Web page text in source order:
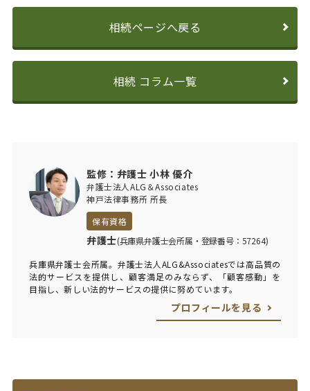
相続ページへ戻る
相続 コラム一覧
監修：弁護士 小林 優介
弁護士法人ALG＆Associates
神戸法律事務所 所長
保有資格
弁護士(兵庫県弁護士会所属・登録番号：57264)
兵庫県弁護士会所属。弁護士法人ALG&Associatesでは高品質の
法的サービスを提供し、顧客満足のみならず、「顧客感動」を
目指し、新しい法的サービスの提供に努めています。
プロフィールを見る